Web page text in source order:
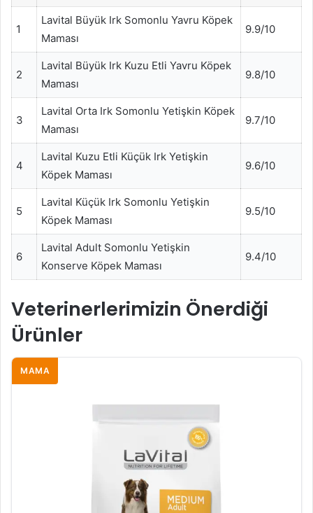
1
Lavital Büyük Irk Somonlu Yavru Köpek
Maması
9.9/10
2
Lavital Büyük Irk Kuzu Etli Yavru Köpek
Maması
9.8/10
3
Lavital Orta Irk Somonlu Yetişkin Köpek
Maması
9.7/10
4
Lavital Kuzu Etli Küçük Irk Yetişkin
Köpek Maması
9.6/10
5
Lavital Küçük Irk Somonlu Yetişkin
Köpek Maması
9.5/10
6
Lavital Adult Somonlu Yetişkin
Konserve Köpek Maması
9.4/10
Veterinerlerimizin Önerdiği
Ürünler
MAMA